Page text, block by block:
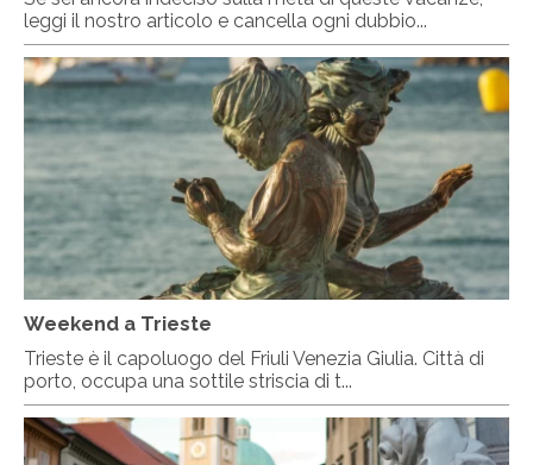
leggi il nostro articolo e cancella ogni dubbio...
Weekend a Trieste
Trieste è il capoluogo del Friuli Venezia Giulia. Città di
porto, occupa una sottile striscia di t...